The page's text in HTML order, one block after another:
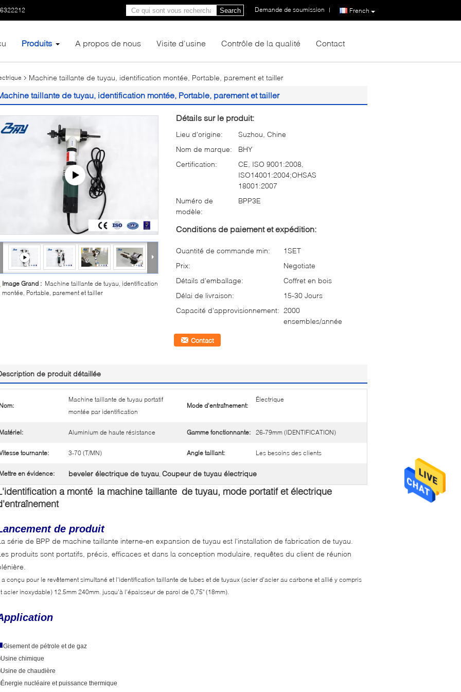
French
Demande de soumission |
Search
Produits A propos de nous Visite d'usine Contrôle de la qualité Contact
Machine taillante de tuyau, identification montée, Portable, parement et tailler
taillante de tuyau, identification montée, Portable, parement et tailler
Image Grand : Machine taillante de tuyau, identification
montée, Portable, parement et tailler
Détails sur le produit:
Lieu d'origine:
Suzhou, Chine
Nom de marque:
BHY
Certification:
CE, ISO 9001:2008,
ISO14001:2004;OHSAS
18001:2007
Numéro de
modèle:
BPP3E
Conditions de paiement et expédition:
Quantité de commande min:
1SET
Prix:
Negotiate
Détails d'emballage:
Coffret en bois
Délai de livraison:
15-30 Jours
Capacité d'approvisionnement: 2000
ensembles/année
Contact
de produit détaillée
Machine taillante de tuyau portatif
montée par identification
Mode d'entraînement:
Électrique
Aluminium de haute résistance Gamme fonctionnante: 26-79mm (IDENTIFICATION)
tournante: 3-70 (T/MN) Angle taillant: Les besoins des clients
en évidence: beveler électrique de tuyau, Coupeur de tuyau électrique
a monté la machine taillante de tuyau, mode portatif et électrique
de produit
série de BPP de machine taillante interne-en expansion de tuyau est l'installation de fabrication de tuyau.
produits sont portatifs, précis, efficaces et dans la conception modulaire, requêtes du client de réunion
a conçu pour le revêtement simultané et l'identification taillante de tubes et de tuyaux (acier d'acier au carbone et allié y compris
acier inoxydable) 12.5mm 240mm. jusqu'à l'épaisseur de paroi de 0,75" (18mm).
Gisement de pétrole et de gaz
chimique
de chaudière
nucléaire et puissance thermique